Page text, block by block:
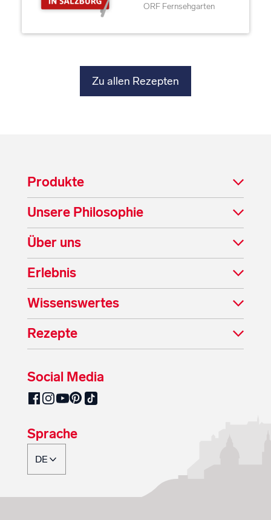
ORF Fernsehgarten
Zu allen Rezepten
Produkte
Unsere Philosophie
Über uns
Erlebnis
Wissenswertes
Rezepte
Social Media
SalzburgMilch auf Facebook
SalzburgMilch auf Instagram
SalzburgMilch auf YouTube
SalzburgMilch auf Pinterest
SalzburgMilch auf TikTok
Sprache